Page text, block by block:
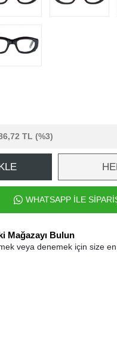
TL (%3)
WHATSAPP İLE
Mağazayı Bulun
veya denemek için size en